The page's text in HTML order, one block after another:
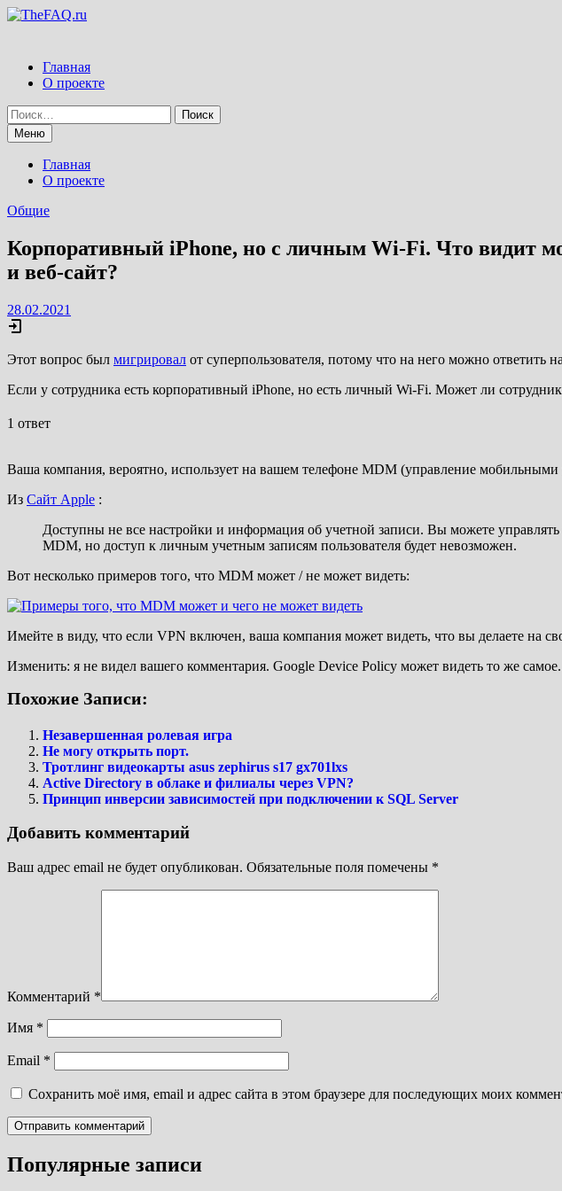
Перейти
Главная
О проекте
Найти:
Меню
Главная
О проекте
Общие
Корпоративный iPhone, но с личным Wi-Fi. Что видит
и веб-сайт?
28.02.2021
Этот вопрос был мигрировал от суперпользователя, потому что на него можно ответить
Если у сотрудника есть корпоративный iPhone, но есть личный Wi-Fi. Может ли
1 ответ
Ваша компания, вероятно, использует на вашем телефоне MDM (управление мобильными
Из Сайт Apple :
Доступны не все настройки и информация об учетной записи. Вы можете
MDM, но доступ к личным учетным записям пользователя будет невозможен.
Вот несколько примеров того, что MDM может / не может видеть:
Имейте в виду, что если VPN включен, ваша компания может видеть, что вы делаете на
Изменить: я не видел вашего комментария. Google Device Policy может видеть то же
Похожие Записи:
Незавершенная ролевая игра
Не могу открыть порт.
Тротлинг видеокарты asus zephirus s17 gx701lxs
Active Directory в облаке и филиалы через VPN?
Принцип инверсии зависимостей при подключении к SQL Server
Добавить комментарий
Ваш адрес email не будет опубликован. Обязательные поля помечены *
Комментарий *
Имя *
Email *
Сохранить моё имя, email и адрес сайта в этом браузере для последующих моих
Популярные записи